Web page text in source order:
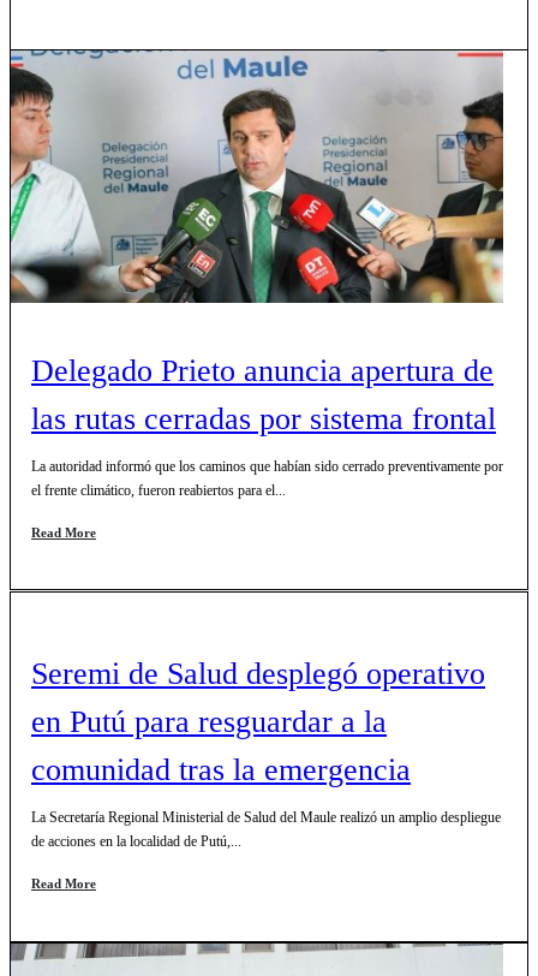
Delegado Prieto anuncia apertura de
las rutas cerradas por sistema frontal
La autoridad informó que los caminos que habían sido cerrado preventivamente por
el frente climático, fueron reabiertos para el...
Read More
Seremi de Salud desplegó operativo
en Putú para resguardar a la
comunidad tras la emergencia
La Secretaría Regional Ministerial de Salud del Maule realizó un amplio despliegue
de acciones en la localidad de Putú,...
Read More